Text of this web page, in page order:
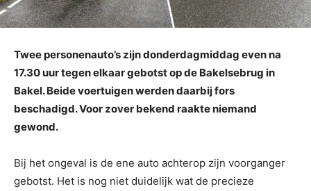
Twee personenauto’s zijn donderdagmiddag even na
17.30 uur tegen elkaar gebotst op de Bakelsebrug in
Bakel. Beide voertuigen werden daarbij fors
beschadigd. Voor zover bekend raakte niemand
gewond.
Bij het ongeval is de ene auto achterop zijn voorganger
gebotst. Het is nog niet duidelijk wat de precieze